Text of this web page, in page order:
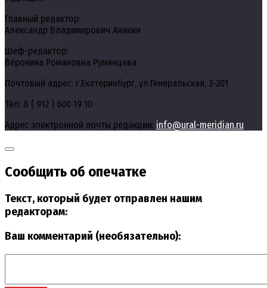
Главный редактор:
Александр Владимирович Аникин
Шеф-редактор:
Вероника Романовна Румянцева
Почтовый адрес: г.Екатеринбург, ул.Генеральская, 3-201
Тел: 8 ( 912 ) 600 19 10
Адрес электронной почты редакции: info@ural-meridian.ru
Сообщить об опечатке
Текст, который будет отправлен нашим
редакторам:
Ваш комментарий (необязательно):